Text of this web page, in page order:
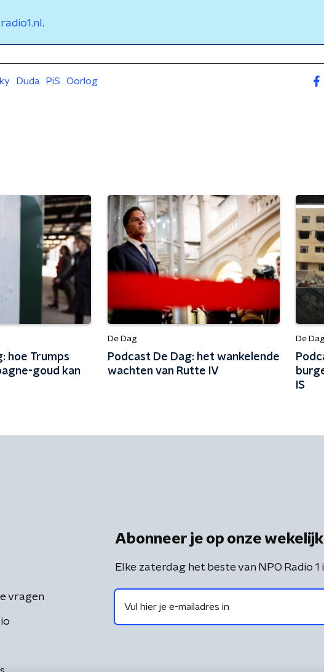
.
Duda PiS Oorlog
hoe Trumps
goud kan
De Dag
Podcast De Dag: het wankelende
wachten van Rutte IV
De
IS
vragen
Abonneer je op onze
Elke zaterdag het beste van NPO Radio 1